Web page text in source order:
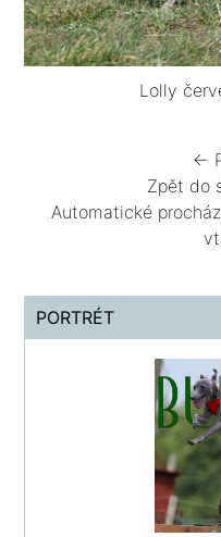
Lolly
←
Zpět do
Automatické
PORTRÉT